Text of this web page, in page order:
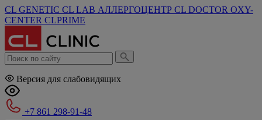
CL GENETIC CL LAB АЛЛЕРГОЦЕНТР CL DOCTOR OXY-
CENTER CLPRIME
Версия для слабовидящих
+7 861 298-91-48